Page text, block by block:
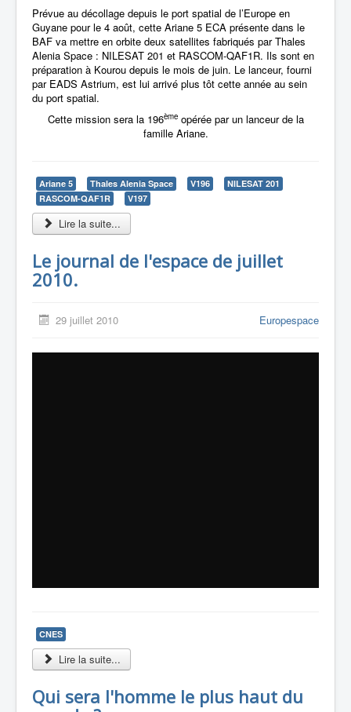
Prévue au décollage depuis le port spatial de l’Europe en
Guyane pour le 4 août, cette Ariane 5 ECA présente dans le
BAF va mettre en orbite deux satellites fabriqués par Thales
Alenia Space : NILESAT 201 et RASCOM-QAF1R. Ils sont en
préparation à Kourou depuis le mois de juin. Le lanceur, fourni
par EADS Astrium, est lui arrivé plus tôt cette année au sein
du port spatial.
Cette mission sera la 196èmeopérée par un lanceur de la
famille Ariane.
Ariane 5 Thales Alenia Space V196
NILESAT 201
RASCOM-QAF1R
V197
Lire la suite...
Le journal de l'espace de juillet
2010.
29 juillet 2010 Europespace
CNES
Lire la suite...
Qui sera l'homme le plus haut du